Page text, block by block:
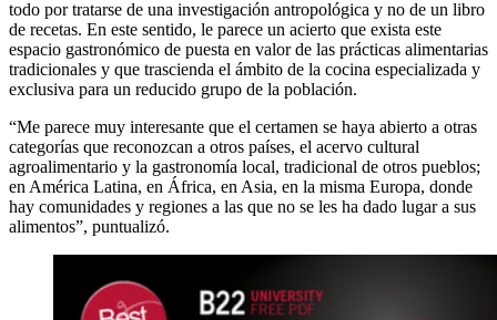
todo por tratarse de una investigación antropológica y no de un libro
de recetas. En este sentido, le parece un acierto que exista este
espacio gastronómico de puesta en valor de las prácticas alimentarias
tradicionales y que trascienda el ámbito de la cocina especializada y
exclusiva para un reducido grupo de la población.
“Me parece muy interesante que el certamen se haya abierto a otras
categorías que reconozcan a otros países, el acervo cultural
agroalimentario y la gastronomía local, tradicional de otros pueblos;
en América Latina, en África, en Asia, en la misma Europa, donde
hay comunidades y regiones a las que no se les ha dado lugar a sus
alimentos”, puntualizó.